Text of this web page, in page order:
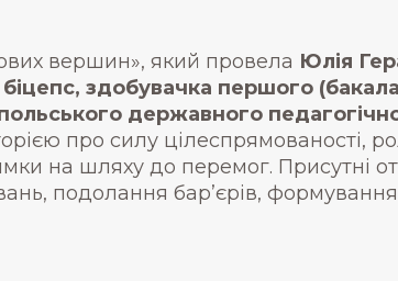
вершин», який провела Юлія
здобувачка першого
державного
про силу цілеспрямованості,
на шляху до перемог. Присутні
подолання бар’єрів, формування